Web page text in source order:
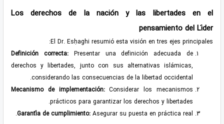
Los derechos de la nación y las libertades en el
pensamiento del Líder
El Dr. Esḥaghi resumió esta visión en tres ejes principales:
Definición correcta:Presentar una definición adecuada de
derechos y libertades, junto con sus alternativas islámicas,
considerando las consecuencias de la libertad occidental.
Mecanismo de implementación:Considerar los mecanismos
prácticos para garantizar los derechos y libertades.
Garantía de cumplimiento: Asegurar su puesta en práctica real.